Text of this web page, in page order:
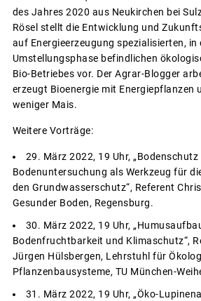
des Jahres 2020 aus Neukirchen bei
Rösel stellt die Entwicklung und
auf Energieerzeugung spezialisierten, in
Umstellungsphase befindlichen
Bio-Betriebes vor. Der Agrar-Blogger
erzeugt Bioenergie mit Energiepflanzen
weniger Mais.
Weitere Vorträge:
29. März 2022, 19 Uhr,
Bodenuntersuchung als Werkzeug für
den Grundwasserschutz“, Referent
Gesunder Boden, Regensburg.
30. März 2022, 19 Uhr,
Bodenfruchtbarkeit und Klimaschutz“,
Jürgen Hülsbergen, Lehrstuhl für
Pflanzenbausysteme, TU München-
31. März 2022, 19 Uhr, „Öko-